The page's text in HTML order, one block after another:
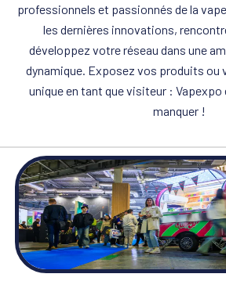
professionnels et passionnés de la
les dernières innovations,
développez votre réseau dans une
dynamique. Exposez vos produits ou
unique en tant que visiteur : Vapexpo
manquer !